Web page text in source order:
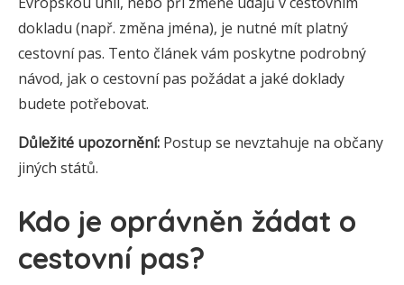
dokladu (např. změna jména), je nutné mít platný
cestovní pas. Tento článek vám poskytne podrobný
návod, jak o cestovní pas požádat a jaké doklady
budete potřebovat.
Důležité upozornění: Postup se nevztahuje na občany
jiných států.
Kdo je oprávněn žádat o
cestovní pas?